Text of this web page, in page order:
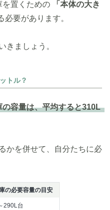
を置くための
「本体の大き
要があります。
きましょう。
トル？
容量は、平均すると310L
かを併せて、自分たちに必
の必要容量の目安
290L台